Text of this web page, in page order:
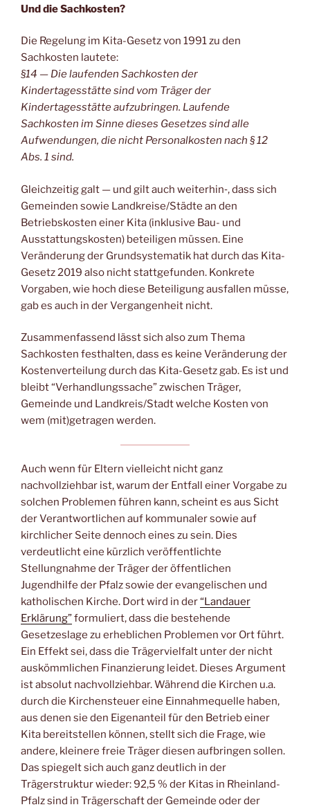
Und die Sachkosten?
Die Regelung im Kita-Gesetz von 1991 zu den
Sachkosten lautete:
§14 — Die laufenden Sachkosten der
Kindertagesstätte sind vom Träger der
Kindertagesstätte aufzubringen. Laufende
Sachkosten im Sinne dieses Gesetzes sind alle
Aufwendungen, die nicht Personalkosten nach § 12
Abs. 1 sind.
Gleichzeitig galt — und gilt auch weiterhin‑, dass sich
Gemeinden sowie Landkreise/Städte an den
Betriebskosten einer Kita (inklusive Bau- und
Ausstattungskosten) beteiligen müssen. Eine
Veränderung der Grundsystematik hat durch das Kita-
Gesetz 2019 also nicht stattgefunden. Konkrete
Vorgaben, wie hoch diese Beteiligung ausfallen müsse,
gab es auch in der Vergangenheit nicht.
Zusammenfassend lässt sich also zum Thema
Sachkosten festhalten, dass es keine Veränderung der
Kostenverteilung durch das Kita-Gesetz gab. Es ist und
bleibt “Verhandlungssache” zwischen Träger,
Gemeinde und Landkreis/Stadt welche Kosten von
wem (mit)getragen werden.
Auch wenn für Eltern vielleicht nicht ganz
nachvollziehbar ist, warum der Entfall einer Vorgabe zu
solchen Problemen führen kann, scheint es aus Sicht
der Verantwortlichen auf kommunaler sowie auf
kirchlicher Seite dennoch eines zu sein. Dies
verdeutlicht eine kürzlich veröffentlichte
Stellungnahme der Träger der öffentlichen
Jugendhilfe der Pfalz sowie der evangelischen und
katholischen Kirche. Dort wird in der“Landauer
Erklärung”formuliert, dass die bestehende
Gesetzeslage zu erheblichen Problemen vor Ort führt.
Ein Effekt sei, dass die Trägervielfalt unter der nicht
auskömmlichen Finanzierung leidet. Dieses Argument
ist absolut nachvollziehbar. Während die Kirchen u.a.
durch die Kirchensteuer eine Einnahmequelle haben,
aus denen sie den Eigenanteil für den Betrieb einer
Kita bereitstellen können, stellt sich die Frage, wie
andere, kleinere freie Träger diesen aufbringen sollen.
Das spiegelt sich auch ganz deutlich in der
Trägerstruktur wieder: 92,5 % der Kitas in Rheinland-
Pfalz sind in Trägerschaft der Gemeinde oder der